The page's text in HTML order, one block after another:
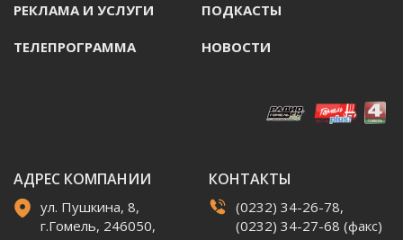
РЕКЛАМА И УСЛУГИ ПОДКАСТЫ
ТЕЛЕПРОГРАММА НОВОСТИ
АДРЕС КОМПАНИИ
ул. Пушкина, 8,
г.Гомель, 246050,
КОНТАКТЫ
(0232) 34-26-78,
(0232) 34-27-68 (факс)